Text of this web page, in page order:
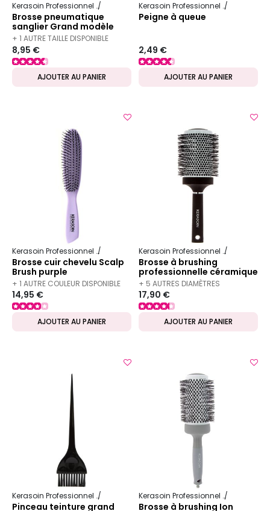
Kerasoin Professionnel Matériel Coiffure Brosse démêlante
Brosse pneumatique
sanglier Grand modèle
+ 1 AUTRE TAILLE DISPONIBLE
8,95 €
AJOUTER AU PANIER
Kerasoin Professionnel
Peigne à queue
2,49 €
AJOUTER AU PANIER
Kerasoin Professionnel Matériel Coiffure Brosse démêlante
Brosse cuir chevelu Scalp
Brush purple
+ 1 AUTRE COULEUR DISPONIBLE
14,95 €
AJOUTER AU PANIER
Kerasoin Professionnel
Brosse à brushing
professionnelle céramique
65mm
+ 5 AUTRES DIAMÈTRES
DISPONIBLES
17,90 €
AJOUTER AU PANIER
Kerasoin Professionnel Matériel Coiffure
Pinceau teinture grand
Kerasoin Professionnel
Brosse à brushing Ion